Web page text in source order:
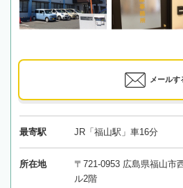
メールす
最寄駅 JR「福山駅」車16分
所在地
〒721-0953 広島県福山市
ル2階